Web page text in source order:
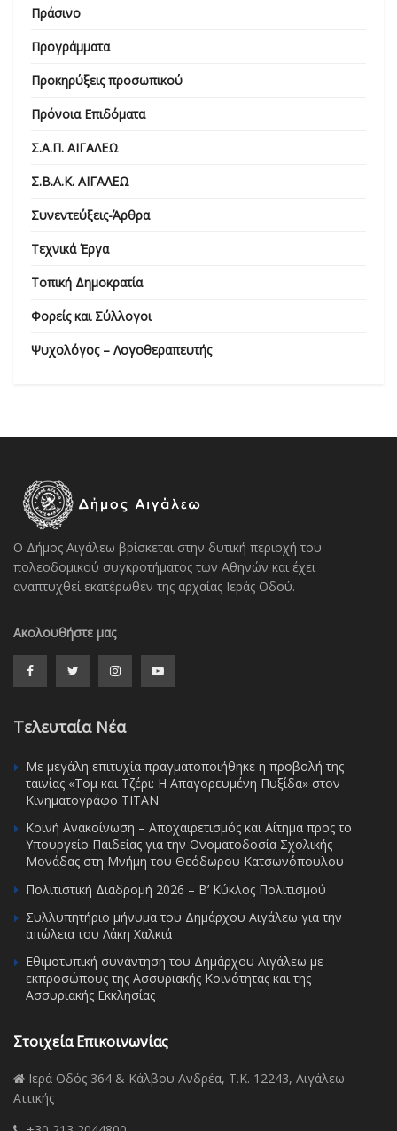
Πράσινο
Προγράμματα
Προκηρύξεις προσωπικού
Πρόνοια Επιδόματα
Σ.Α.Π. ΑΙΓΑΛΕΩ
Σ.Β.Α.Κ. ΑΙΓΑΛΕΩ
Συνεντεύξεις-Άρθρα
Τεχνικά Έργα
Τοπική Δημοκρατία
Φορείς και Σύλλογοι
Ψυχολόγος – Λογοθεραπευτής
Ο Δήμος Αιγάλεω βρίσκεται στην δυτική περιοχή του
πολεοδομικού συγκροτήματος των Αθηνών και έχει
αναπτυχθεί εκατέρωθεν της αρχαίας Ιεράς Οδού.
Ακολουθήστε μας
Τελευταία Νέα
Με μεγάλη επιτυχία πραγματοποιήθηκε η προβολή της
ταινίας «Τομ και Τζέρι: Η Απαγορευμένη Πυξίδα» στον
Κινηματογράφο ΤΙΤΑΝ
Κοινή Ανακοίνωση – Αποχαιρετισμός και Αίτημα προς το
Υπουργείο Παιδείας για την Ονοματοδοσία Σχολικής
Μονάδας στη Μνήμη του Θεόδωρου Κατσωνόπουλου
Πολιτιστική Διαδρομή 2026 – Β’ Κύκλος Πολιτισμού
Συλλυπητήριο μήνυμα του Δημάρχου Αιγάλεω για την
απώλεια του Λάκη Χαλκιά
Εθιμοτυπική συνάντηση του Δημάρχου Αιγάλεω με
εκπροσώπους της Ασσυριακής Κοινότητας και της
Ασσυριακής Εκκλησίας
Στοιχεία Επικοινωνίας
Ιερά Οδός 364 & Κάλβου Ανδρέα, Τ.Κ. 12243, Αιγάλεω
Αττικής